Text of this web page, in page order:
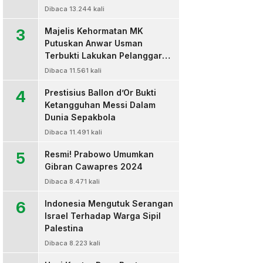
Dibaca 13.244 kali
3
Majelis Kehormatan MK
Putuskan Anwar Usman
Terbukti Lakukan Pelanggaran
Berat Kode Etik dan
Dibaca 11.561 kali
4
Prestisius Ballon d’Or Bukti
Ketangguhan Messi Dalam
Dunia Sepakbola
Dibaca 11.491 kali
5
Resmi! Prabowo Umumkan
Gibran Cawapres 2024
Dibaca 8.471 kali
6
Indonesia Mengutuk Serangan
Israel Terhadap Warga Sipil
Palestina
Dibaca 8.223 kali